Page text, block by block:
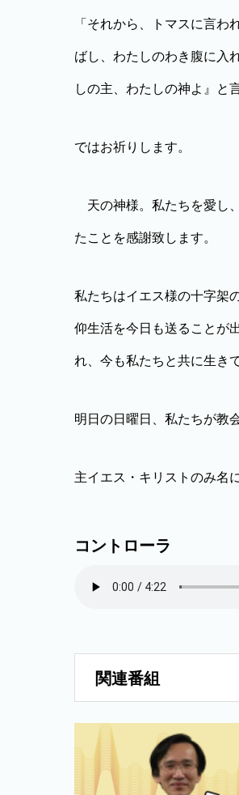
「それから、トマスに言
ばし、わたしのわき腹に入
しの主、わたしの神よ』と
ではお祈りします。
天の神様。私たちを愛し
たことを感謝致します。
私たちはイエス様の十字架
仰生活を今日も送ることが
れ、今も私たちと共に生き
明日の日曜日、私たちが教
主イエス・キリストのみ名
コントローラ
関連番組